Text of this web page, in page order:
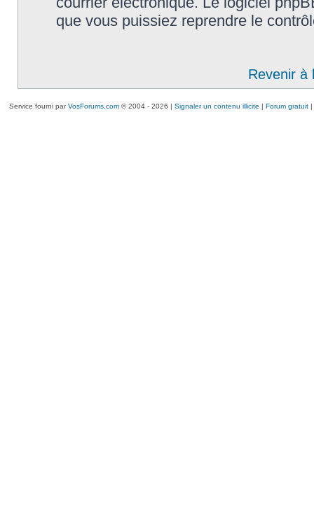
que vous puissiez reprendre le
Revenir à
Service fourni parVosForums.com© 2004 - 2026 | Signaler un contenu illicite | Forum gratuit|